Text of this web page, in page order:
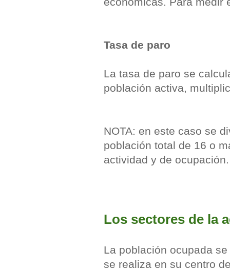
Tasa de paro
La tasa de paro se
población activa,
NOTA: en este caso se
población total de 16 o
actividad y de ocupación.
Los sectores de la
La población ocupada
se realiza en su centro